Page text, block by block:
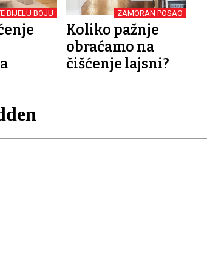
BIJELU BOJU ZAMORAN POSAO
Koliko pažnje
obraćamo na
čišćenje lajsni?